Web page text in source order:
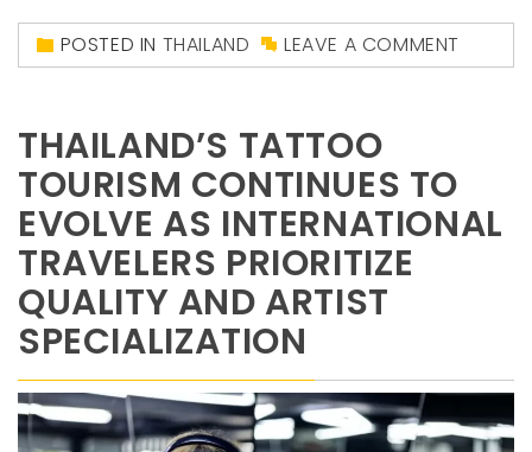
POSTED IN THAILAND LEAVE A COMMENT
THAILAND’S TATTOO
TOURISM CONTINUES TO
EVOLVE AS INTERNATIONAL
TRAVELERS PRIORITIZE
QUALITY AND ARTIST
SPECIALIZATION